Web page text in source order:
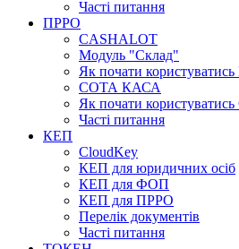
Часті питання
ПРРО
CASHALOT
Модуль "Склад"
Як почати
СОТА КАСА
Як почати
Часті питання
КЕП
CloudKey
КЕП для юридичних осіб
КЕП для ФОП
КЕП для ПРРО
Перелік документів
Часті питання